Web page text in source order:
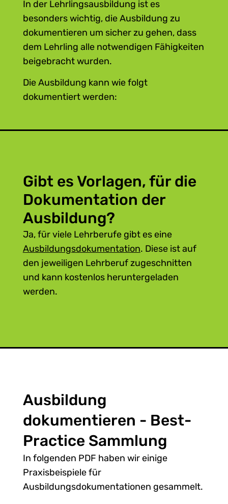
In der Lehrlingsausbildung ist es
besonders wichtig, die Ausbildung zu
dokumentieren um sicher zu gehen, dass
dem Lehrling alle notwendigen Fähigkeiten
beigebracht wurden.
Die Ausbildung kann wie folgt
dokumentiert werden:
kann alles eingetragen werden, was
bereits gelernt wurde (elektronisch
oder händisch).
Auch die Lehrlingsmappe kann
genutzt werden, um die Ausbildung
zu dokumentieren, z.B. in Form eines
Ausbildungstagebuchs, das
beispielsweise einmal pro Woche
ausgefüllt werden muss.
Gibt es Vorlagen, für die
Dokumentation der
Ausbildung?
Ja, für viele Lehrberufe gibt es eine
Ausbildungsdokumentation. Diese ist auf
den jeweiligen Lehrberuf zugeschnitten
und kann kostenlos heruntergeladen
werden.
Ausbildung
dokumentieren - Best-
Practice Sammlung
In folgenden PDF haben wir einige
Praxisbeispiele für
Ausbildungsdokumentationen gesammelt.